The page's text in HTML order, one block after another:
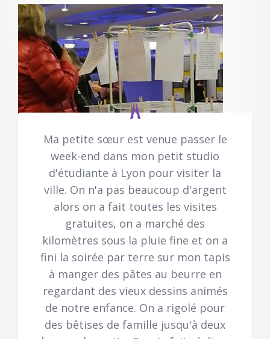
Ma petite sœur est venue passer le
week-end dans mon petit studio
d'étudiante à Lyon pour visiter la
ville. On n'a pas beaucoup d'argent
alors on a fait toutes les visites
gratuites, on a marché des
kilomètres sous la pluie fine et on a
fini la soirée par terre sur mon tapis
à manger des pâtes au beurre en
regardant des vieux dessins animés
de notre enfance. On a rigolé pour
des bêtises de famille jusqu'à deux